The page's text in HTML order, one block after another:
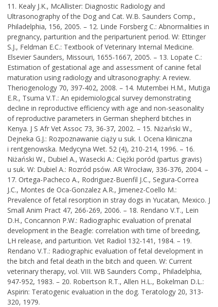
11. Kealy J.K., McAllister: Diagnostic Radiology and
Ultrasonography of the Dog and Cat. W.B. Saunders Comp.,
Philadelphia, 156, 2005. – 12. Linde Forsberg C.: Abnormalities in
pregnancy, parturition and the periparturient period. W: Ettinger
S.J., Feldman E.C.: Textbook of Veterinary Internal Medicine.
Elsevier Saunders, Missouri, 1655-1667, 2005. – 13. Lopate C.:
Estimation of gestational age and assessment of canine fetal
maturation using radiology and ultrasonography: A review.
Theriogenology 70, 397-402, 2008. – 14. Mutembei H.M., Mutiga
E.R., Tsuma V.T.: An epidemiological survey demonstrating
decline in reproductive efficiency with age and non-seasonality
of reproductive parameters in German shepherd bitches in
Kenya. J S Afr Vet Assoc 73, 36-37, 2002. – 15. Niżański W.,
Dejneka G.J.: Rozpoznawanie ciąży u suk. I. Ocena kliniczna
i rentgenowska. Medycyna Wet. 52 (4), 210-214, 1996. – 16.
Niżański W., Dubiel A., Wasecki A.: Ciężki poród (partus gravis)
u suk. W: Dubiel A.: Rozród psów. AR Wrocław, 336-376, 2004. –
17. Ortega-Pacheco A., Rodriguez-Buenfil J.C., Segura-Correa
J.C., Montes de Oca-Gonzalez A.R., Jimenez-Coello M.:
Prevalence of fetal resorption in stray dogs in Yucatan, Mexico. J
Small Anim Pract 47, 266-269, 2006. – 18. Rendano V.T., Lein
D.H., Concannon P.W.: Radiographic evaluation of prenatal
development in the Beagle: correlation with time of breeding,
LH release, and parturition. Vet Radiol 132-141, 1984. – 19.
Rendano V.T.: Radiographic evaluation of fetal development in
the bitch and fetal death in the bitch and queen. W: Current
veterinary therapy, vol. VIII. WB Saunders Comp., Philadelphia,
947-952, 1983. – 20. Robertson R.T., Allen H.L., Bokelman D.L.:
Aspirin: Teratogenic evaluation in the dog. Teratology 20, 313-
320, 1979.